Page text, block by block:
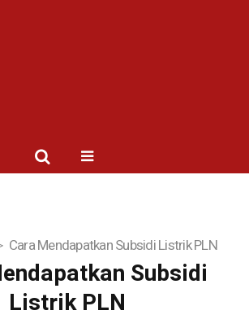
Cara Mendapatkan Subsidi Listrik PLN
Subsidi
Listrik PLN